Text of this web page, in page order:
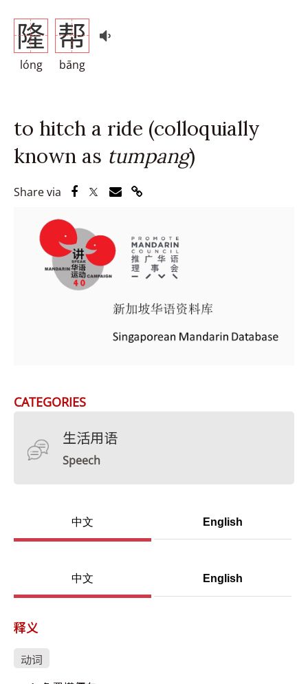
隆
lóng
帮
bāng
to hitch a ride (colloquially
known as tumpang)
Share via Share via Facebook
Share via Twitter
Share via Email
Share via Link
CATEGORIES
生活用语
Speech
中文 English
中文 English
释义
动词